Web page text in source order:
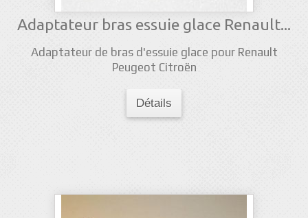
Adaptateur bras essuie glace Renault...
Adaptateur de bras d'essuie glace pour Renault
Peugeot Citroën
Détails